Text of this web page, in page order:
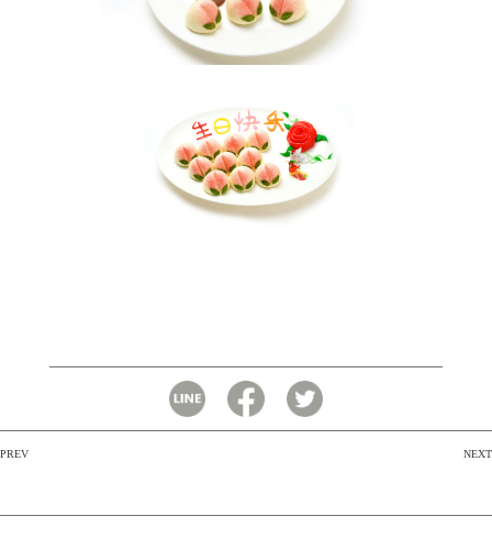
投
PREV NEXT